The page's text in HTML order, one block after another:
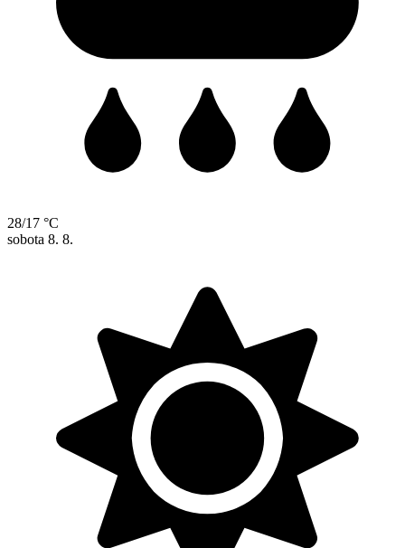
28/17 °C
sobota 8. 8.